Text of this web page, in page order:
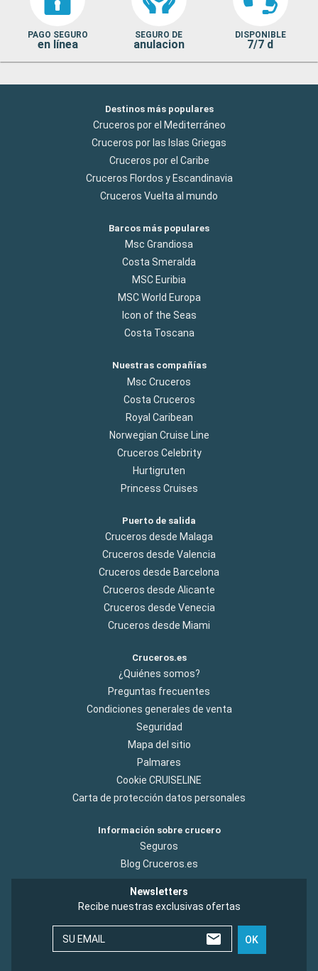
PAGO SEGURO
en línea
SEGURO DE
anulacion
DISPONIBLE
7/7 d
Destinos más populares
Cruceros por el Mediterráneo
Cruceros por las Islas Griegas
Cruceros por el Caribe
Cruceros Flordos y Escandinavia
Cruceros Vuelta al mundo
Barcos más populares
Msc Grandiosa
Costa Smeralda
MSC Euribia
MSC World Europa
Icon of the Seas
Costa Toscana
Nuestras compañías
Msc Cruceros
Costa Cruceros
Royal Caribean
Norwegian Cruise Line
Cruceros Celebrity
Hurtigruten
Princess Cruises
Puerto de salida
Cruceros desde Malaga
Cruceros desde Valencia
Cruceros desde Barcelona
Cruceros desde Alicante
Cruceros desde Venecia
Cruceros desde Miami
Cruceros.es
¿Quiénes somos?
Preguntas frecuentes
Condiciones generales de venta
Seguridad
Mapa del sitio
Palmares
Cookie CRUISELINE
Carta de protección datos personales
Información sobre crucero
Seguros
Blog Cruceros.es
Newsletters
Recibe nuestras exclusivas ofertas
SU EMAIL OK